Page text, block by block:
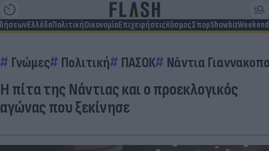
ΕλλάδαΠολιτικήΟικονομίαΕπιχειρήσειςΚόσμοςΣπορShowbizWeekend
Γνώμες Πολιτική ΠΑΣΟΚ Νάντια
H πίτα της Νάντιας και ο προεκλογικός
αγώνας που ξεκίνησε